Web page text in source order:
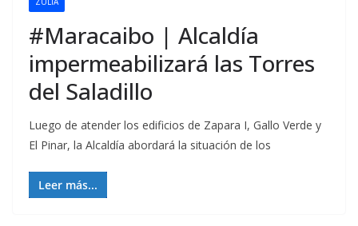
#Maracaibo | Alcaldía
impermeabilizará las Torres
del Saladillo
Luego de atender los edificios de Zapara I, Gallo Verde y
El Pinar, la Alcaldía abordará la situación de los
Leer más...